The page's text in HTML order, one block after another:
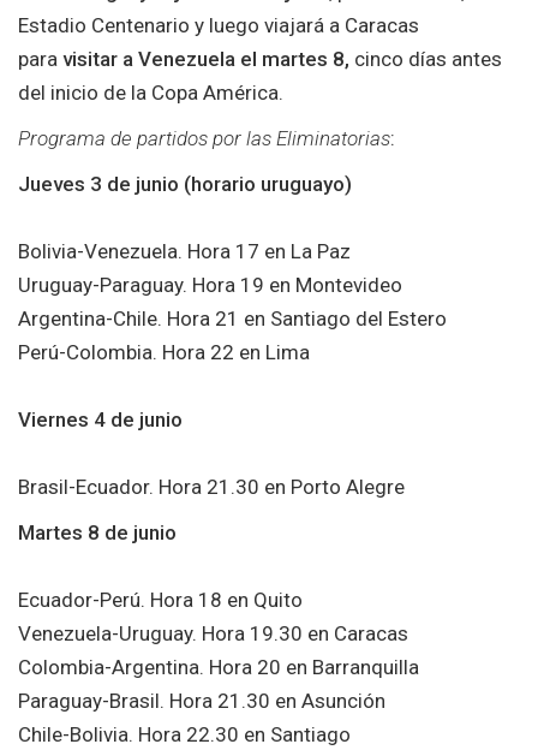
Estadio Centenario y luego viajará a Caracas
para visitar a Venezuela el martes 8, cinco días antes
del inicio de la Copa América.
Programa de partidos por las Eliminatorias:
Jueves 3 de junio (horario uruguayo)
Bolivia-Venezuela. Hora 17 en La Paz
Uruguay-Paraguay. Hora 19 en Montevideo
Argentina-Chile. Hora 21 en Santiago del Estero
Perú-Colombia. Hora 22 en Lima
Viernes 4 de junio
Brasil-Ecuador. Hora 21.30 en Porto Alegre
Martes 8 de junio
Ecuador-Perú. Hora 18 en Quito
Venezuela-Uruguay. Hora 19.30 en Caracas
Colombia-Argentina. Hora 20 en Barranquilla
Paraguay-Brasil. Hora 21.30 en Asunción
​Chile-Bolivia. Hora 22.30 en Santiago